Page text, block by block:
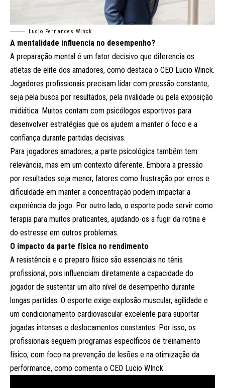
Lucio Fernandes Winck
A mentalidade influencia no desempenho?
A preparação mental é um fator decisivo que diferencia os
atletas de elite dos amadores, como destaca o CEO Lucio Winck.
Jogadores profissionais precisam lidar com pressão constante,
seja pela busca por resultados, pela rivalidade ou pela exposição
midiática. Muitos contam com psicólogos esportivos para
desenvolver estratégias que os ajudem a manter o foco e a
confiança durante partidas decisivas.
Para jogadores amadores, a parte psicológica também tem
relevância, mas em um contexto diferente. Embora a pressão
por resultados seja menor, fatores como frustração por erros e
dificuldade em manter a concentração podem impactar a
experiência de jogo. Por outro lado, o esporte pode servir como
terapia para muitos praticantes, ajudando-os a fugir da rotina e
do estresse em outros problemas.
O impacto da parte física no rendimento
A resistência e o preparo físico são essenciais no tênis
profissional, pois influenciam diretamente a capacidade do
jogador de sustentar um alto nível de desempenho durante
longas partidas. O esporte exige explosão muscular, agilidade e
um condicionamento cardiovascular excelente para suportar
jogadas intensas e deslocamentos constantes. Por isso, os
profissionais seguem programas específicos de treinamento
físico, com foco na prevenção de lesões e na otimização da
performance, como comenta o CEO Lucio WInck.